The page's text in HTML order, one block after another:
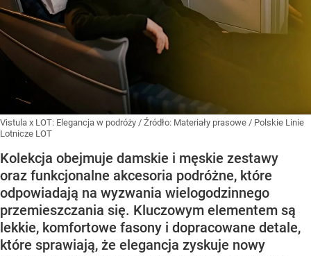
Vistula x LOT: Elegancja w podróży / Źródło: Materiały prasowe / Polskie Linie
Lotnicze LOT
Kolekcja obejmuje damskie i męskie zestawy
oraz funkcjonalne akcesoria podróżne, które
odpowiadają na wyzwania wielogodzinnego
przemieszczania się. Kluczowym elementem są
lekkie, komfortowe fasony i dopracowane detale,
które sprawiają, że elegancja zyskuje nowy